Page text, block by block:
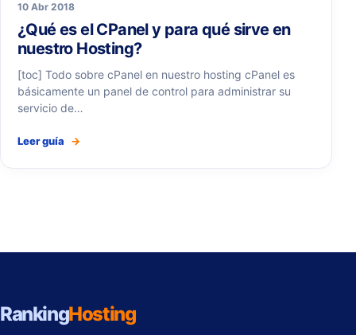
10 Abr 2018
¿Qué es el CPanel y para qué sirve en
nuestro Hosting?
[toc] Todo sobre cPanel en nuestro hosting cPanel es
básicamente un panel de control para administrar su
servicio de…
Leer guía →
RankingHosting